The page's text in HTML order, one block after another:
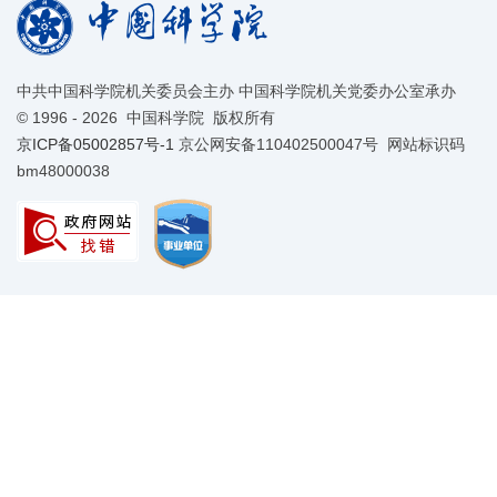
中共中国科学院机关委员会主办 中国科学院机关党委办公室承办
© 1996 - 2026 中国科学院 版权所有
京ICP备05002857号-1 京公网安备110402500047号 网站标识码
bm48000038